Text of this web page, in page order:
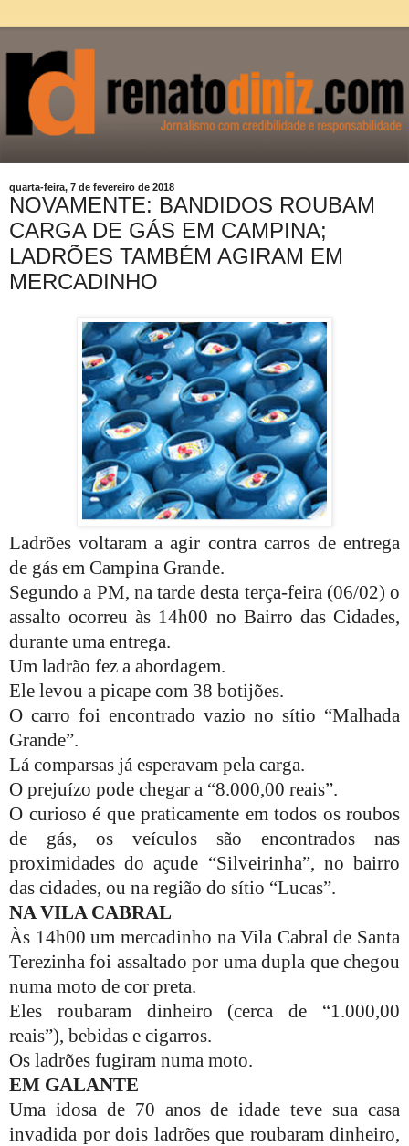
quarta-feira, 7 de fevereiro de 2018
NOVAMENTE: BANDIDOS ROUBAM
CARGA DE GÁS EM CAMPINA;
LADRÕES TAMBÉM AGIRAM EM
MERCADINHO
Ladrões voltaram a agir contra carros de entrega
de gás em Campina Grande.
Segundo a PM, na tarde desta terça-feira (06/02) o
assalto ocorreu às 14h00 no Bairro das Cidades,
durante uma entrega.
Um ladrão fez a abordagem.
Ele levou a picape com 38 botijões.
O carro foi encontrado vazio no sítio “Malhada
Grande”.
Lá comparsas já esperavam pela carga.
O prejuízo pode chegar a “8.000,00 reais”.
O curioso é que praticamente em todos os roubos
de gás, os veículos são encontrados nas
proximidades do açude “Silveirinha”, no bairro
das cidades, ou na região do sítio “Lucas”.
NA VILA CABRAL
Às 14h00 um mercadinho na Vila Cabral de Santa
Terezinha foi assaltado por uma dupla que chegou
numa moto de cor preta.
Eles roubaram dinheiro (cerca de “1.000,00
reais”), bebidas e cigarros.
Os ladrões fugiram numa moto.
EM GALANTE
Uma idosa de 70 anos de idade teve sua casa
invadida por dois ladrões que roubaram dinheiro,